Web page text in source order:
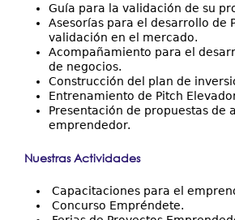
Guía para la validación de su
Asesorías para el desarrollo de
validación en el mercado.
Acompañamiento para el
de negocios.
Construcción del plan de
Entrenamiento de Pitch
Presentación de propuestas de
emprendedor.
Nuestras Actividades
Capacitaciones para el
Concurso Empréndete.